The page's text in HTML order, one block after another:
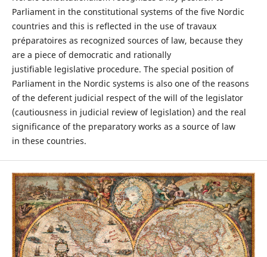
Parliament in the constitutional systems of the five Nordic
countries and this is reflected in the use of travaux
préparatoires as recognized sources of law, because they
are a piece of democratic and rationally
justifiable legislative procedure. The special position of
Parliament in the Nordic systems is also one of the reasons
of the deferent judicial respect of the will of the legislator
(cautiousness in judicial review of legislation) and the real
significance of the preparatory works as a source of law
in these countries.